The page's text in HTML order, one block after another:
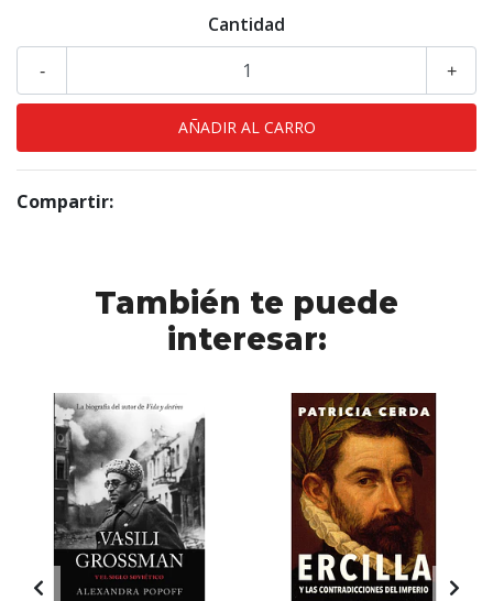
Cantidad
+
-
Compartir:
También te puede
interesar: